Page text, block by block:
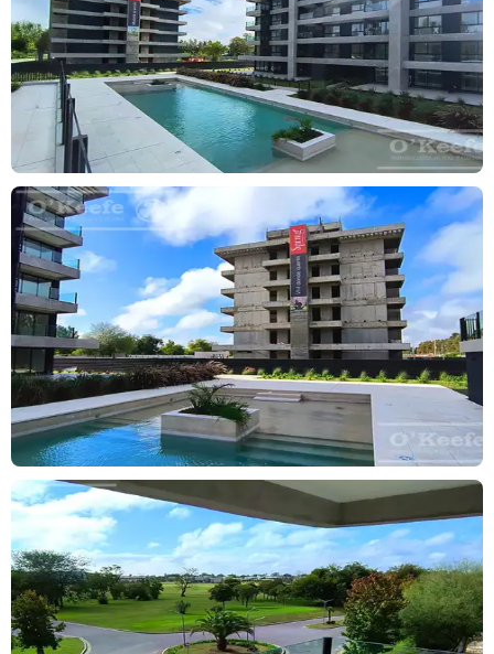
espacio ideal para vivir, trabajar, pasar un fin de semana, disfrutar
y aprender a jugar el mejor polo del mundo.
Spring: Una nueva etapa. Otro inicio. La base sólida para el
comienzo. Certezas y convicciones, avances, progresos.
Sensaciones frescas en definitiva. Estar en un lugar de privilegio.
Arquitectura de vanguardia, se desarrollan 48 unidades de 1 y 2
dormitorios, 1 en suite, amplias terrazas con excelentes vistas y
con parilla en todas las unidades. Acceso a todos los amenities
del Hotel, Salón de usos múltiples, Piscina y solarium
Hotel 5 Estrellas Health Club &amp;; Spa con Gimnasio de 800 m2
Centro de Convenciones de 2000 m2 Business Center y Salas de
Reuniones Restaurante, Bares Lounge para residentes Dos
Campos de Polo
EL PRECIO PUBLICADO CORRESPONDE A LA UNIDAD
DISPONIBLE DE MENOR VALOR DE ESTE EMPRENDIMIENTO
Los datos consignados son meramente ilustrativos, quedando
estos supeditados a la validación que surja del título de propiedad
o planos Municipales.
La venta queda sujeta al cumplimiento por parte del propietario